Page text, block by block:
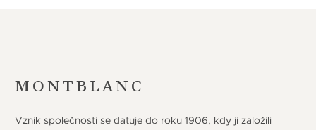
MONTBLANC
Vznik společnosti se datuje do roku 1906, kdy ji založili